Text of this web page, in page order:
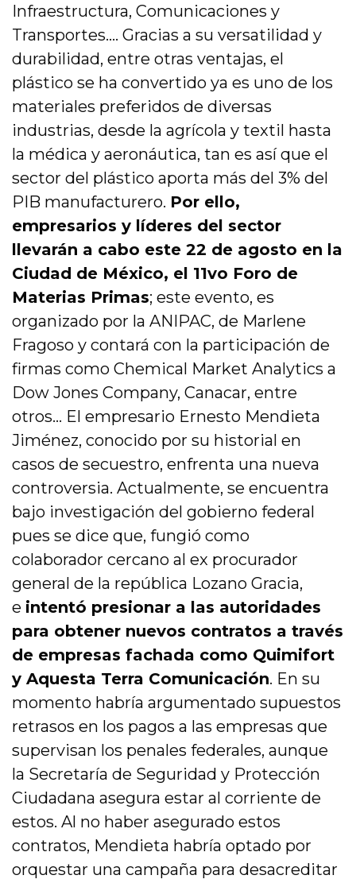
Infraestructura, Comunicaciones y
Transportes…. Gracias a su versatilidad y
durabilidad, entre otras ventajas, el
plástico se ha convertido ya es uno de los
materiales preferidos de diversas
industrias, desde la agrícola y textil hasta
la médica y aeronáutica, tan es así que el
sector del plástico aporta más del 3% del
PIB manufacturero. Por ello,
empresarios y líderes del sector
llevarán a cabo este 22 de agosto en la
Ciudad de México, el 11vo Foro de
Materias Primas; este evento, es
organizado por la ANIPAC, de Marlene
Fragoso y contará con la participación de
firmas como Chemical Market Analytics a
Dow Jones Company, Canacar, entre
otros… El empresario Ernesto Mendieta
Jiménez, conocido por su historial en
casos de secuestro, enfrenta una nueva
controversia. Actualmente, se encuentra
bajo investigación del gobierno federal
pues se dice que, fungió como
colaborador cercano al ex procurador
general de la república Lozano Gracia,
e intentó presionar a las autoridades
para obtener nuevos contratos a través
de empresas fachada como Quimifort
y Aquesta Terra Comunicación. En su
momento habría argumentado supuestos
retrasos en los pagos a las empresas que
supervisan los penales federales, aunque
la Secretaría de Seguridad y Protección
Ciudadana asegura estar al corriente de
estos. Al no haber asegurado estos
contratos, Mendieta habría optado por
orquestar una campaña para desacreditar